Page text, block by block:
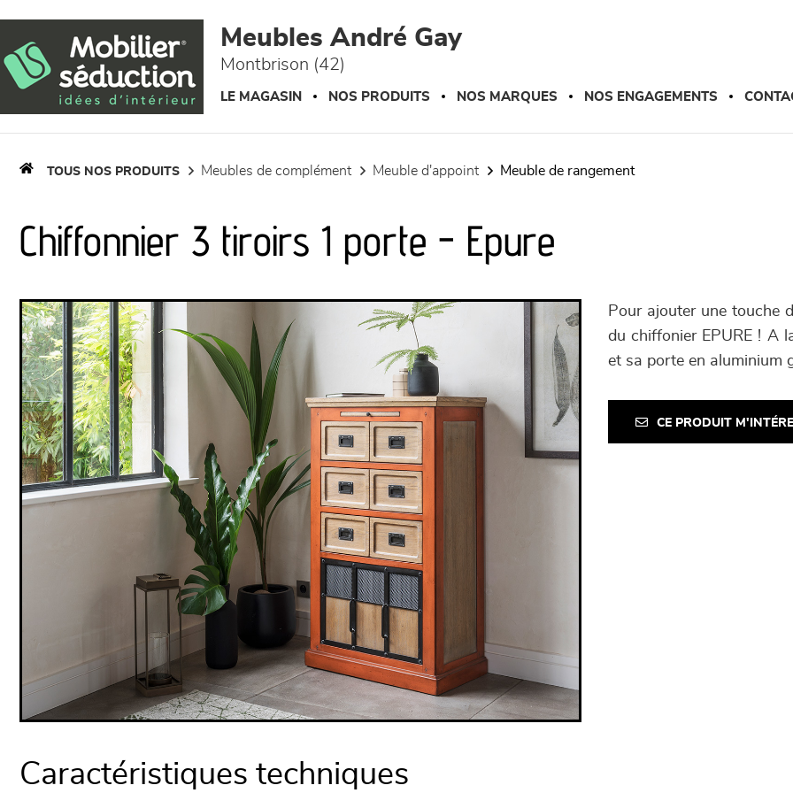
Meubles André Gay
Montbrison (42)
LE MAGASIN NOS PRODUITS NOS MARQUES NOS ENGAGEMENTS
TOUS NOS PRODUITS meubles de complément meuble d'appoint meuble de rangement
Chiffonnier 3 tiroirs 1 porte - Epure
Pour ajouter une touche
du chiffonier EPURE ! A
et sa porte en aluminium
CE PRODUIT
Caractéristiques techniques